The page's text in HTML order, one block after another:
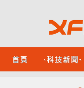
首頁 -科技新聞-